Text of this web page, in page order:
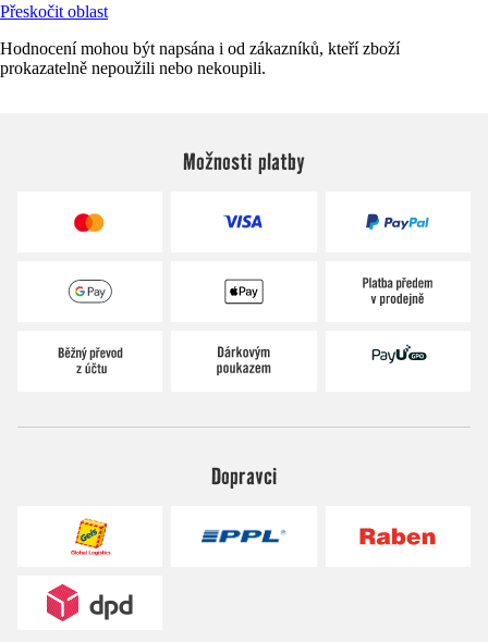
Přeskočit oblast
Hodnocení mohou být napsána i od zákazníků, kteří zboží
prokazatelně nepoužili nebo nekoupili.
Možnosti platby
Dopravci